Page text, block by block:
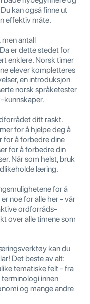
kan også finne ut
effektiv måte.
men antall
er dette stedet for
enklere. Norsk timer
elever kompletteres
en introduksjon
norsk språketester
kunnskaper.
ditt raskt.
for å hjelpe deg å
for å forbedre dine
for å forbedre din
Når som helst, bruk
læring.
for å
noe for alle her - vår
ordforråds-
over alle timene som
kan du
Det beste av alt:
tematiske felt - fra
innen
og mange andre